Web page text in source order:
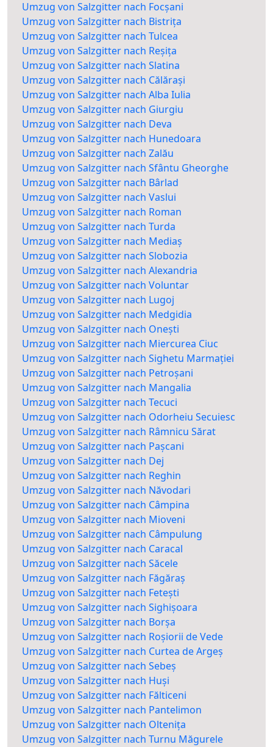
Umzug von Salzgitter nach Focșani
Umzug von Salzgitter nach Bistrița
Umzug von Salzgitter nach Tulcea
Umzug von Salzgitter nach Reșița
Umzug von Salzgitter nach Slatina
Umzug von Salzgitter nach Călărași
Umzug von Salzgitter nach Alba Iulia
Umzug von Salzgitter nach Giurgiu
Umzug von Salzgitter nach Deva
Umzug von Salzgitter nach Hunedoara
Umzug von Salzgitter nach Zalău
Umzug von Salzgitter nach Sfântu Gheorghe
Umzug von Salzgitter nach Bârlad
Umzug von Salzgitter nach Vaslui
Umzug von Salzgitter nach Roman
Umzug von Salzgitter nach Turda
Umzug von Salzgitter nach Mediaș
Umzug von Salzgitter nach Slobozia
Umzug von Salzgitter nach Alexandria
Umzug von Salzgitter nach Voluntar
Umzug von Salzgitter nach Lugoj
Umzug von Salzgitter nach Medgidia
Umzug von Salzgitter nach Onești
Umzug von Salzgitter nach Miercurea Ciuc
Umzug von Salzgitter nach Sighetu Marmației
Umzug von Salzgitter nach Petroșani
Umzug von Salzgitter nach Mangalia
Umzug von Salzgitter nach Tecuci
Umzug von Salzgitter nach Odorheiu Secuiesc
Umzug von Salzgitter nach Râmnicu Sărat
Umzug von Salzgitter nach Pașcani
Umzug von Salzgitter nach Dej
Umzug von Salzgitter nach Reghin
Umzug von Salzgitter nach Năvodari
Umzug von Salzgitter nach Câmpina
Umzug von Salzgitter nach Mioveni
Umzug von Salzgitter nach Câmpulung
Umzug von Salzgitter nach Caracal
Umzug von Salzgitter nach Săcele
Umzug von Salzgitter nach Făgăraș
Umzug von Salzgitter nach Fetești
Umzug von Salzgitter nach Sighișoara
Umzug von Salzgitter nach Borșa
Umzug von Salzgitter nach Roșiorii de Vede
Umzug von Salzgitter nach Curtea de Argeș
Umzug von Salzgitter nach Sebeș
Umzug von Salzgitter nach Huși
Umzug von Salzgitter nach Fălticeni
Umzug von Salzgitter nach Pantelimon
Umzug von Salzgitter nach Oltenița
Umzug von Salzgitter nach Turnu Măgurele